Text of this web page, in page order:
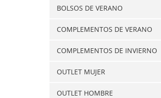
BOLSOS DE VERANO
COMPLEMENTOS DE VERANO
COMPLEMENTOS DE INVIERNO
OUTLET MUJER
OUTLET HOMBRE